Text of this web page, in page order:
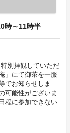
時～11時半
別拝観していただ
」にて御茶を一服
でお知らせしま
可能性がございま
程に参加できない